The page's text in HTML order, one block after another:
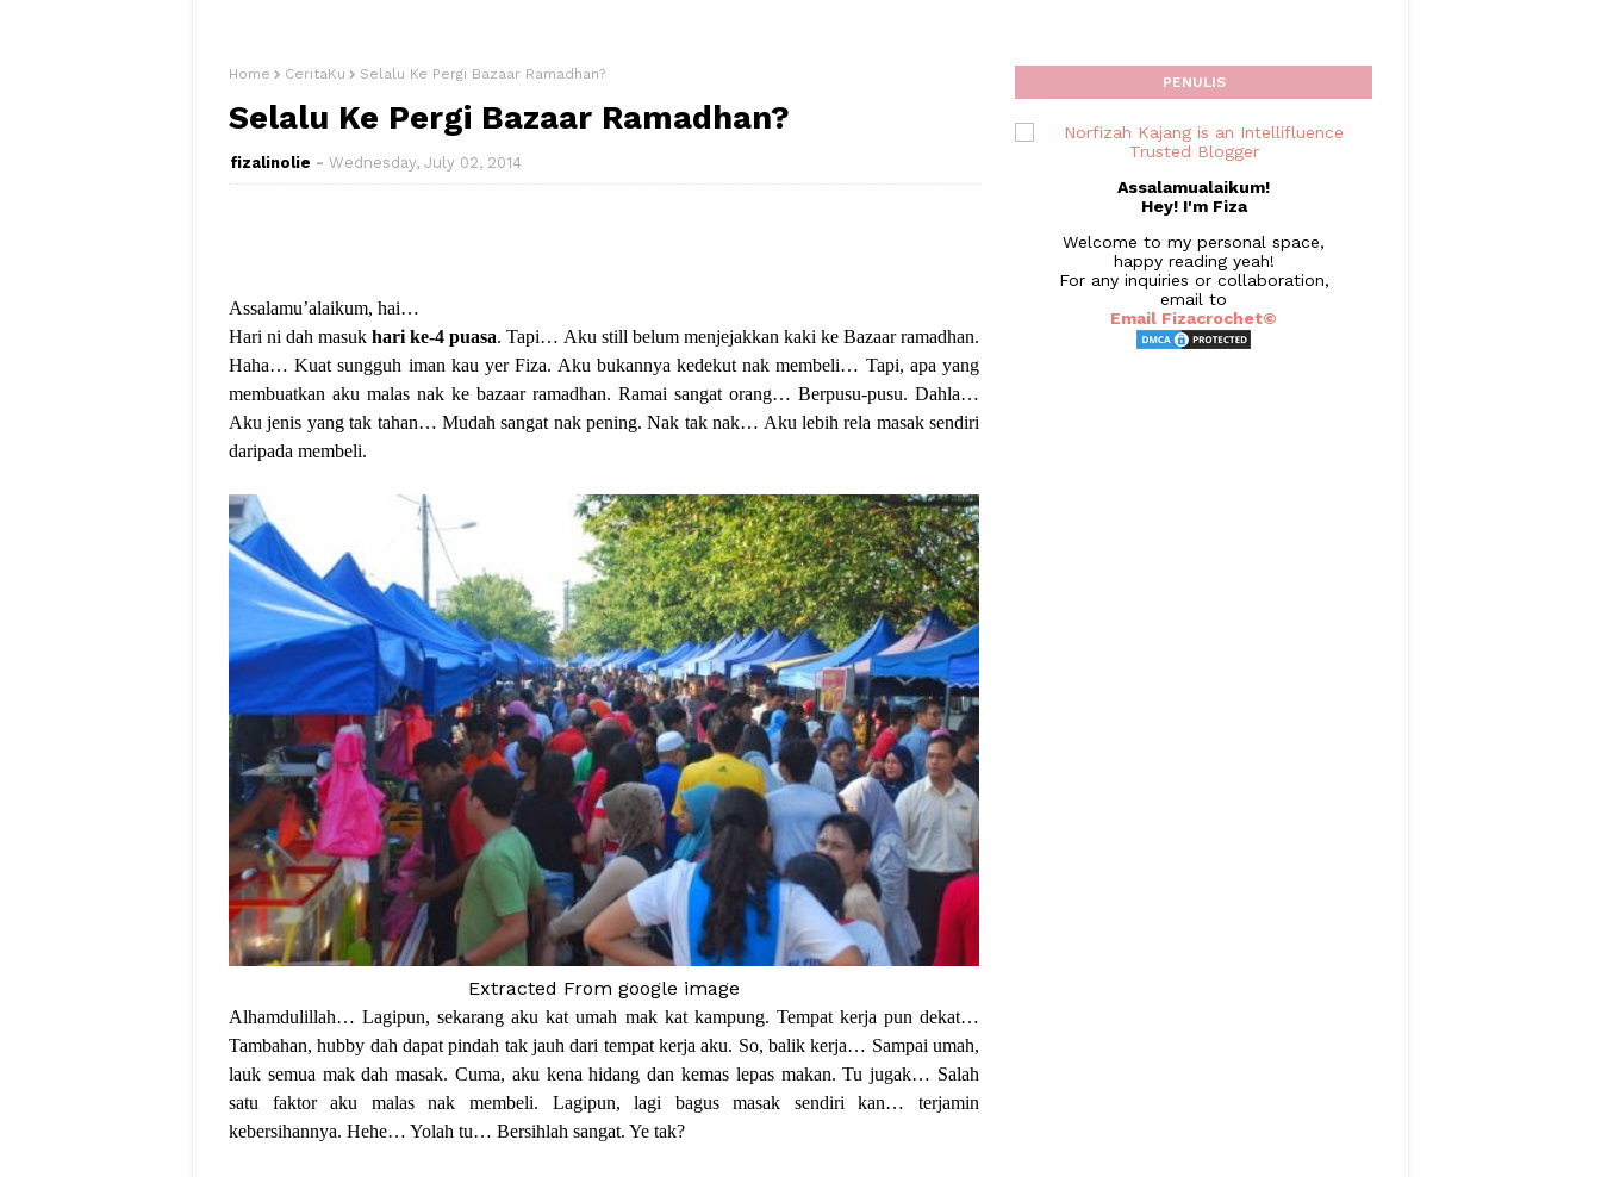
Home CeritaKu Selalu Ke Pergi Bazaar Ramadhan?
Selalu Ke Pergi Bazaar Ramadhan?
fizalinolie Wednesday, July 02, 2014
Assalamu’alaikum, hai…
Hari ni dah masukhari ke-4 puasa. Tapi… Aku still belum menjejakkan kaki ke Bazaar ramadhan.
Haha… Kuat sungguh iman kau yer Fiza. Aku bukannya kedekut nak membeli… Tapi, apa yang
membuatkan aku malas nak ke bazaar ramadhan. Ramai sangat orang… Berpusu-pusu. Dahla…
Aku jenis yang tak tahan… Mudah sangat nak pening. Nak tak nak… Aku lebih rela masak sendiri
daripada membeli.
Extracted From google image
Alhamdulillah… Lagipun, sekarang aku kat umah mak kat kampung. Tempat kerja pun dekat…
Tambahan, hubby dah dapat pindah tak jauh dari tempat kerja aku. So, balik kerja… Sampai umah,
lauk semua mak dah masak. Cuma, aku kena hidang dan kemas lepas makan. Tu jugak… Salah
satu faktor aku malas nak membeli. Lagipun, lagi bagus masak sendiri kan… terjamin
kebersihannya. Hehe… Yolah tu… Bersihlah sangat. Ye tak?
PENULIS
Assalamualaikum!
Hey! I'm Fiza
Welcome to my personal space,
happy reading yeah!
For any inquiries or collaboration,
email to
Email Fizacrochet©